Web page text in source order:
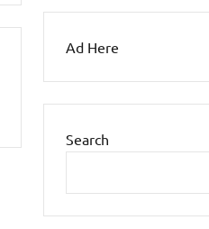
Ad Here
Search